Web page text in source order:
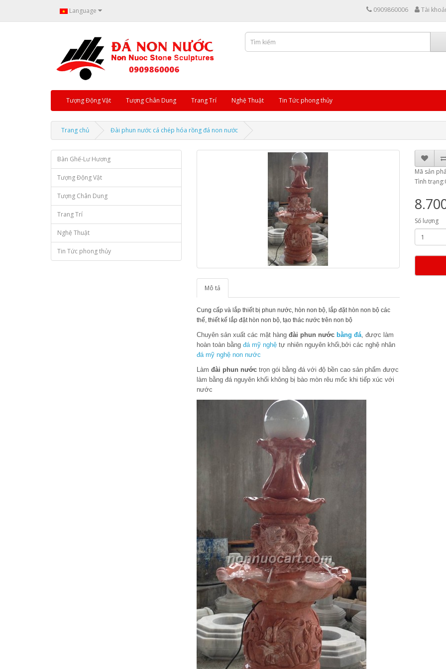
Language 0909860006 Tài
Tượng Động Vật Tượng Chân Dung Trang Trí Nghệ Thuật Tin Tức phong thủy
Trang chủ Đài phun nước cá chép hóa rồng đá non nước
Bàn Ghế-Lư Hương
Tượng Động Vật
Tượng Chân Dung
Trang Trí
Nghệ Thuật
Tin Tức phong thủy
Mô tả
Cung cấp và lắp thiết bị phun nước, hòn non bộ, lắp đặt hòn non bộ các
thế, thiết kế lắp đặt hòn non bộ, tạo thác nước trên non bộ
Chuyên sản xuất các mặt hàng đài phun nướcbằng đá, được làm
hoàn toàn bằng đá mỹ nghệtự nhiên nguyên khối,bởi các nghệ nhân
đá mỹ nghệ non nước
Làm đài phun nướctrọn gói bằng đá với độ bền cao sản phẩm được
làm bằng đá nguyên khối không bị bào mòn rêu mốc khi tiếp xúc với
nước
Mã sản
Tình
Số lượng